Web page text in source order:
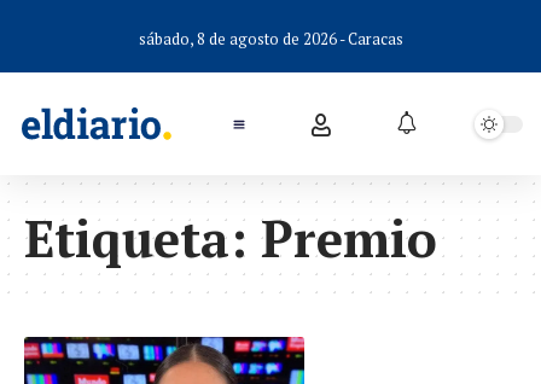
sábado, 8 de agosto de 2026 - Caracas
Etiqueta: Premio